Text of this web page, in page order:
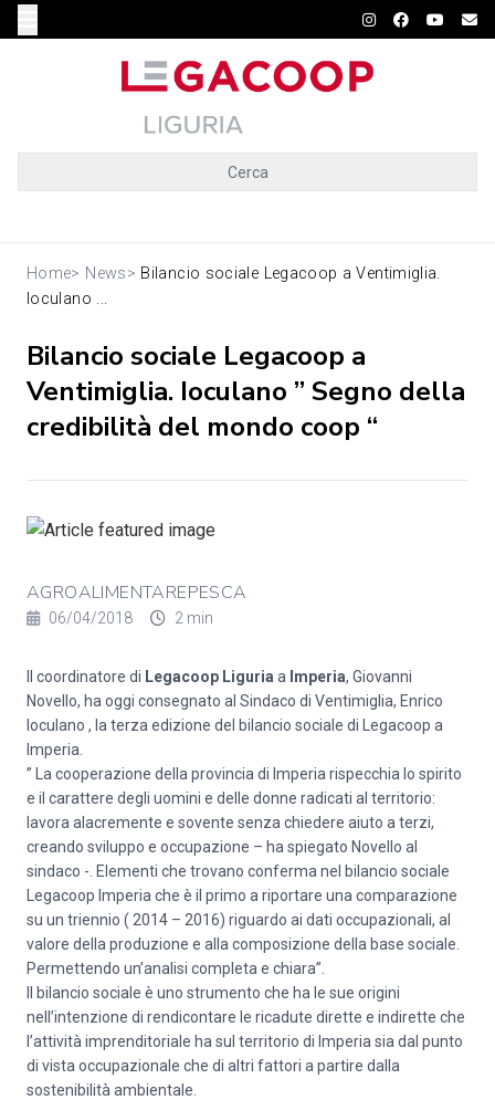
Cerca
Home> News> Bilancio sociale Legacoop a Ventimiglia.
Ioculano ...
Bilancio sociale Legacoop a
Ventimiglia. Ioculano ” Segno della
credibilità del mondo coop “
AGROALIMENTAREPESCA
06/04/2018 2 min
Il coordinatore di Legacoop Liguria a Imperia, Giovanni
Novello, ha oggi consegnato al Sindaco di Ventimiglia, Enrico
Ioculano , la terza edizione del bilancio sociale di Legacoop a
Imperia.
” La cooperazione della provincia di Imperia rispecchia lo spirito
e il carattere degli uomini e delle donne radicati al territorio:
lavora alacremente e sovente senza chiedere aiuto a terzi,
creando sviluppo e occupazione – ha spiegato Novello al
sindaco -. Elementi che trovano conferma nel bilancio sociale
Legacoop Imperia che è il primo a riportare una comparazione
su un triennio ( 2014 – 2016) riguardo ai dati occupazionali, al
valore della produzione e alla composizione della base sociale.
Permettendo un’analisi completa e chiara”.
Il bilancio sociale è uno strumento che ha le sue origini
nell’intenzione di rendicontare le ricadute dirette e indirette che
l’attività imprenditoriale ha sul territorio di Imperia sia dal punto
di vista occupazionale che di altri fattori a partire dalla
sostenibilità ambientale.